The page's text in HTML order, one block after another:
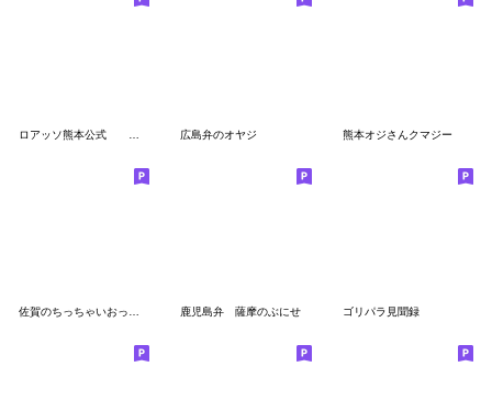
広島弁のオヤジ 熊本オジさんクマジー
鹿児島弁 薩摩のぶにせ ゴリパラ見聞録